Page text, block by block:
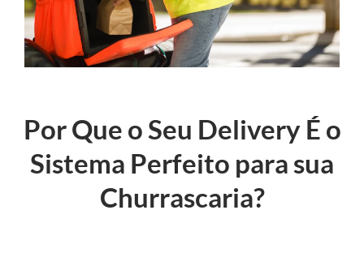
Por Que o Seu Delivery É o
Sistema Perfeito para sua
Churrascaria?